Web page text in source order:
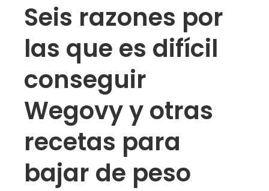
Seis razones por
las que es difícil
conseguir
Wegovy y otras
recetas para
bajar de peso